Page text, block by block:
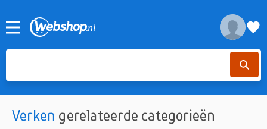
Verken gerelateerde categorieën